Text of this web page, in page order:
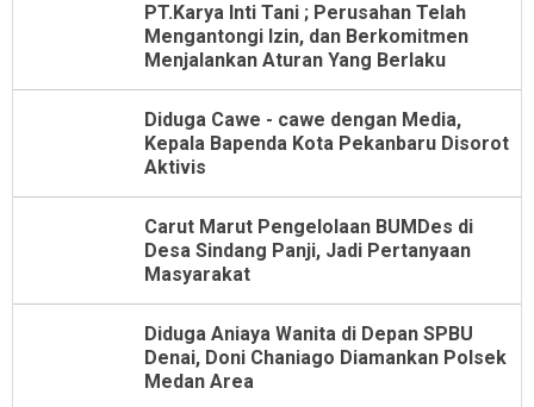
PT.Karya Inti Tani ; Perusahan Telah
Mengantongi Izin, dan Berkomitmen
Menjalankan Aturan Yang Berlaku
Diduga Cawe - cawe dengan Media,
Kepala Bapenda Kota Pekanbaru Disorot
Aktivis
Carut Marut Pengelolaan BUMDes di
Desa Sindang Panji, Jadi Pertanyaan
Masyarakat
Diduga Aniaya Wanita di Depan SPBU
Denai, Doni Chaniago Diamankan Polsek
Medan Area